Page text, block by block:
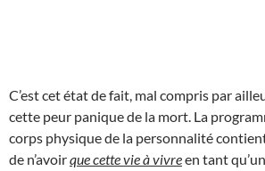
C’est cet état de fait, mal compris par
cette peur panique de la mort. La
corps physique de la personnalité
de n’avoirque cette vie à vivreen tant